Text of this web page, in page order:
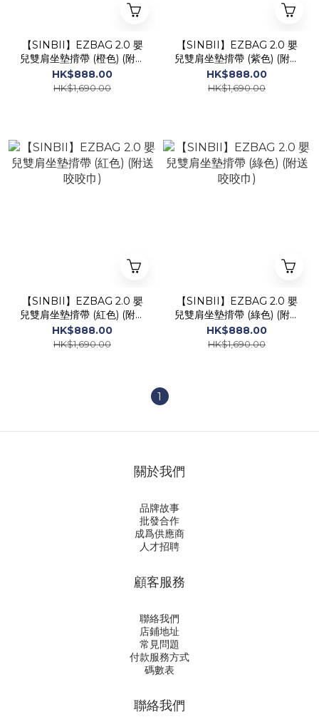
【SINBII】EZBAG 2.0 嬰
兒雙肩坐墊揹帶 (橙色) (附送
咬咬巾)
HK$888.00
HK$1,690.00
【SINBII】EZBAG 2.0 嬰
兒雙肩坐墊揹帶 (紫色) (附送
咬咬巾)
HK$888.00
HK$1,690.00
【SINBII】EZBAG 2.0 嬰
兒雙肩坐墊揹帶 (紅色) (附送
咬咬巾)
HK$888.00
HK$1,690.00
【SINBII】EZBAG 2.0 嬰
兒雙肩坐墊揹帶 (綠色) (附送
咬咬巾)
HK$888.00
HK$1,690.00
1
關於我們
品牌故事
批發合作
成爲供應商
人才招聘
顧客服務
聯絡我們
店鋪地址
常見問題
付款服務方式
碼數表
聯絡我們